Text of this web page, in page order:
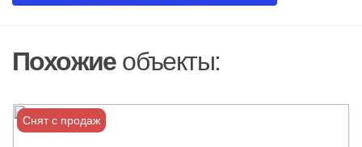
Похожиеобъекты:
Снят с продаж